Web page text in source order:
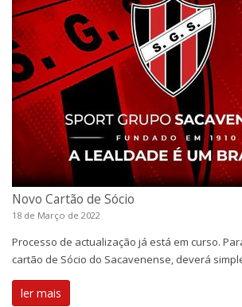
Novo Cartão de Sócio
18 de Março de 2022
Processo de actualização já está em curso.
cartão de Sócio do Sacavenense, deverá
ler mais